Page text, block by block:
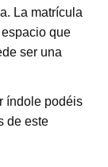
La matrícula
que
ser una
índole podéis
de este